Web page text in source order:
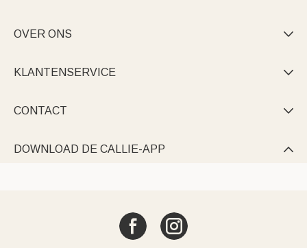
OVER ONS 
KLANTENSERVICE 
CONTACT 
DOWNLOAD DE CALLIE-APP 